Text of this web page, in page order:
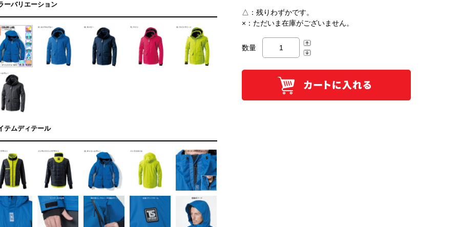
△： 残りわずかです。
×： ただいま在庫がございません。
数量
ーバリエーション
テムディテール